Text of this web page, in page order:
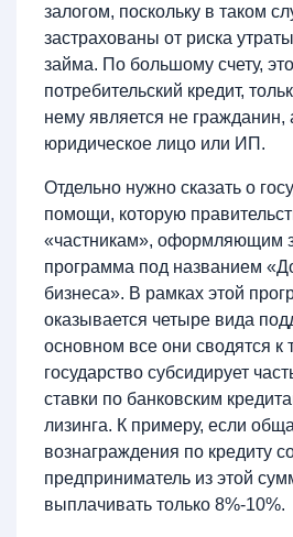
залогом, поскольку в таком
застрахованы от риска
займа. По большому счету,
потребительский кредит,
нему является не гражданин,
юридическое лицо или ИП.
Отдельно нужно сказать о
помощи, которую
«частникам», оформляющим
программа под названием
бизнеса». В рамках этой
оказывается четыре вида
основном все они сводятся к
государство субсидирует
ставки по банковским
лизинга. К примеру, если
вознаграждения по кредиту
предприниматель из этой
выплачивать только 8%-10%.